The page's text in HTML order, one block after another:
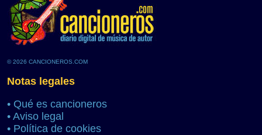
© 2026 CANCIONEROS.COM
Notas legales
• Qué es cancioneros
• Aviso legal
• Política de cookies